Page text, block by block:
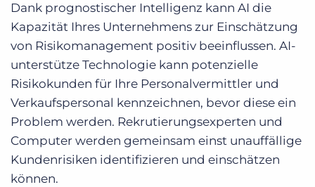
Dank prognostischer Intelligenz kann AI die
Kapazität Ihres Unternehmens zur Einschätzung
von Risikomanagement positiv beeinflussen. AI-
unterstütze Technologie kann potenzielle
Risikokunden für Ihre Personalvermittler und
Verkaufspersonal kennzeichnen, bevor diese ein
Problem werden. Rekrutierungsexperten und
Computer werden gemeinsam einst unauffällige
Kundenrisiken identifizieren und einschätzen
können.